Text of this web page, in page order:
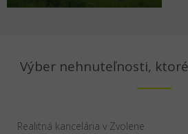
Výber nehnuteľnosti,
Realitná kancelária v Zvolene